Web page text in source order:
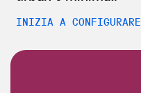
INIZIA A CONFIGURARE